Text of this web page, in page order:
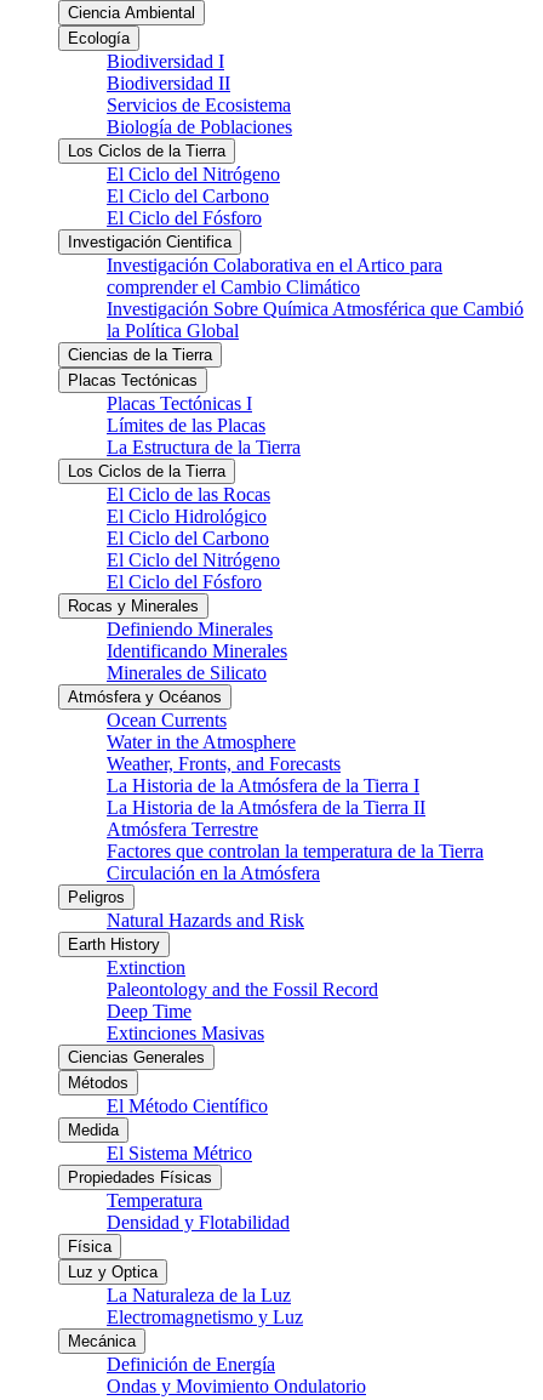
Ciencia Ambiental
Ecología
Biodiversidad I
Biodiversidad II
Servicios de Ecosistema
Biología de Poblaciones
Los Ciclos de la Tierra
El Ciclo del Nitrógeno
El Ciclo del Carbono
El Ciclo del Fósforo
Investigación Cientifica
Investigación Colaborativa en el Artico para
comprender el Cambio Climático
Investigación Sobre Química Atmosférica que Cambió
la Política Global
Ciencias de la Tierra
Placas Tectónicas
Placas Tectónicas I
Límites de las Placas
La Estructura de la Tierra
Los Ciclos de la Tierra
El Ciclo de las Rocas
El Ciclo Hidrológico
El Ciclo del Carbono
El Ciclo del Nitrógeno
El Ciclo del Fósforo
Rocas y Minerales
Definiendo Minerales
Identificando Minerales
Minerales de Silicato
Atmósfera y Océanos
Ocean Currents
Water in the Atmosphere
Weather, Fronts, and Forecasts
La Historia de la Atmósfera de la Tierra I
La Historia de la Atmósfera de la Tierra II
Atmósfera Terrestre
Factores que controlan la temperatura de la Tierra
Circulación en la Atmósfera
Peligros
Natural Hazards and Risk
Earth History
Extinction
Paleontology and the Fossil Record
Deep Time
Extinciones Masivas
Ciencias Generales
Métodos
El Método Científico
Medida
El Sistema Métrico
Propiedades Físicas
Temperatura
Densidad y Flotabilidad
Física
Luz y Optica
La Naturaleza de la Luz
Electromagnetismo y Luz
Mecánica
Definición de Energía
Ondas y Movimiento Ondulatorio